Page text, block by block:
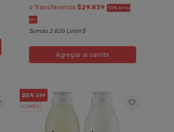
ó Transferencia $29.839 10% EXTRA
OFF
Sumás 2.826 Leloir$
Agregaral carrito
25% OFF
COMBO